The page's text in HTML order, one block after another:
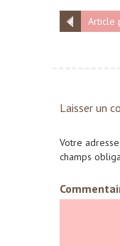
Article
Laisser un
Votre
champs